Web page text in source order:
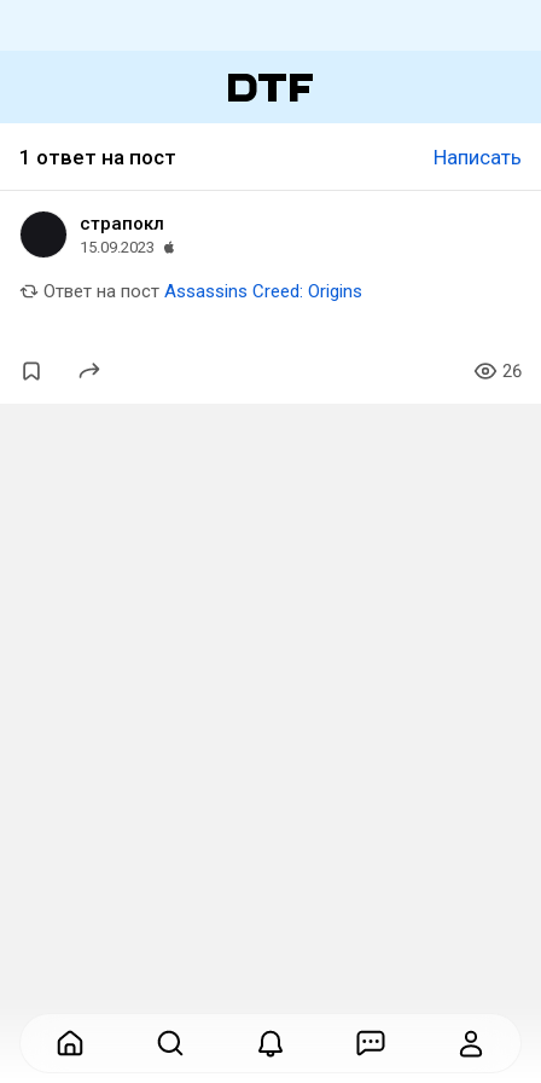
1 ответ на пост Написать
страпокл
15.09.2023
Ответ на пост Assassins Creed: Origins
26